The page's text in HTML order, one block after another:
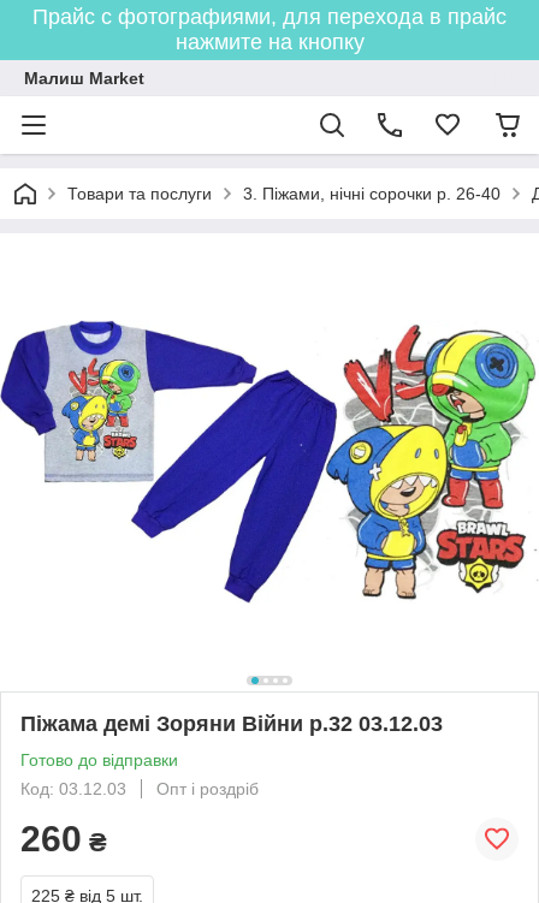
Прайс с фотографиями, для перехода в прайс
нажмите на кнопку
Малиш Market
Товари та послуги 3. Піжами, нічні сорочки р. 26-40
Піжама демі Зоряни Війни р.32 03.12.03
Готово до відправки
Код: 03.12.03
Опт і роздріб
260 ₴
225 ₴ від 5 шт.